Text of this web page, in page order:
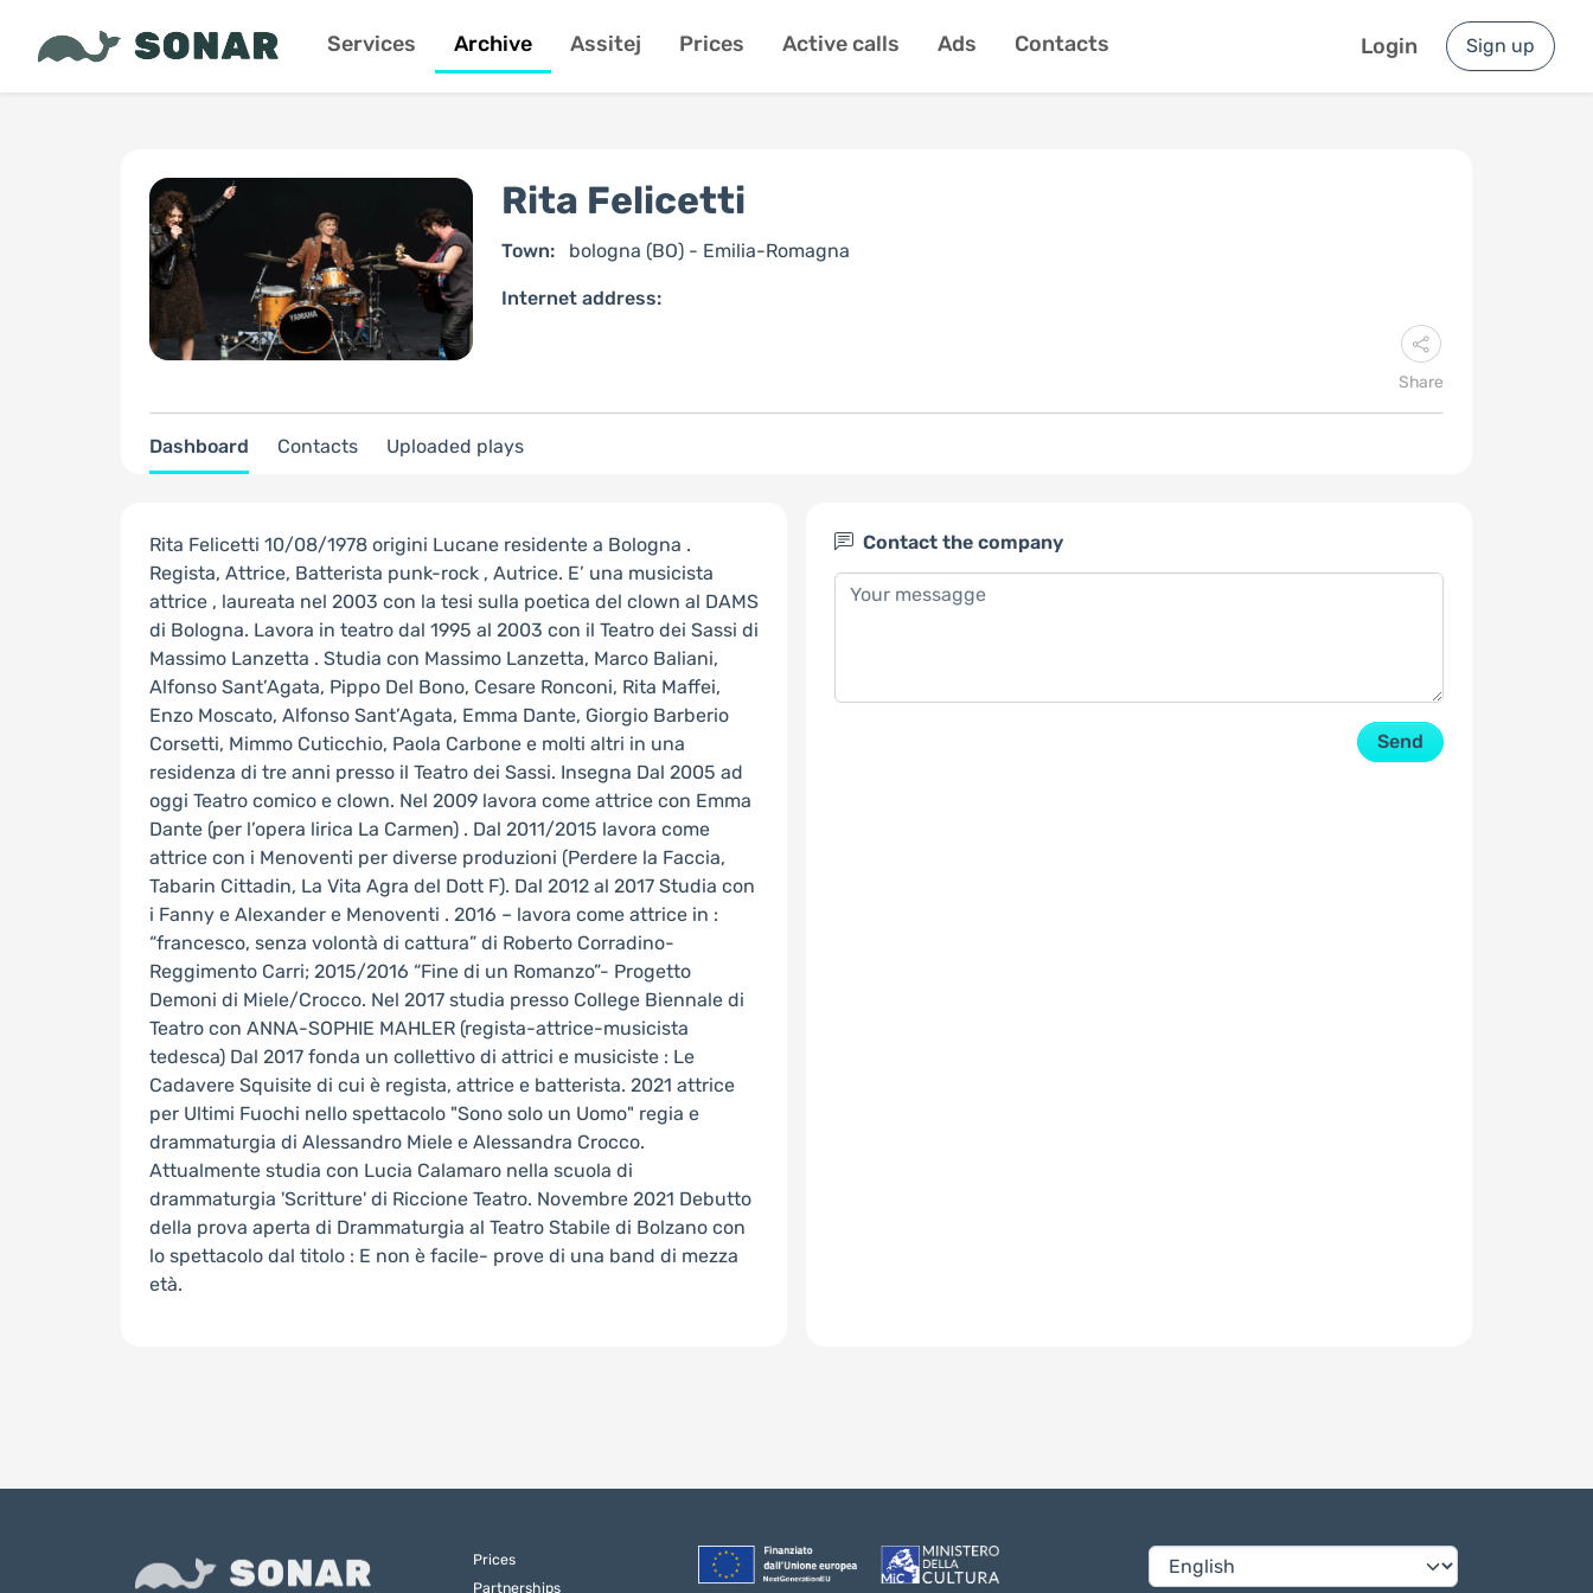
Services Archive Assitej Prices Active calls Ads Contacts Login Sign up
Rita Felicetti
Town: bologna (BO) - Emilia-Romagna
Internet address:
Share
Dashboard Contacts Uploaded plays
Rita Felicetti 10/08/1978 origini Lucane residente a Bologna .
Regista, Attrice, Batterista punk-rock , Autrice. E’ una musicista
attrice , laureata nel 2003 con la tesi sulla poetica del clown al DAMS
di Bologna. Lavora in teatro dal 1995 al 2003 con il Teatro dei Sassi di
Massimo Lanzetta . Studia con Massimo Lanzetta, Marco Baliani,
Alfonso Sant’Agata, Pippo Del Bono, Cesare Ronconi, Rita Maffei,
Enzo Moscato, Alfonso Sant’Agata, Emma Dante, Giorgio Barberio
Corsetti, Mimmo Cuticchio, Paola Carbone e molti altri in una
residenza di tre anni presso il Teatro dei Sassi. Insegna Dal 2005 ad
oggi Teatro comico e clown. Nel 2009 lavora come attrice con Emma
Dante (per l’opera lirica La Carmen) . Dal 2011/2015 lavora come
attrice con i Menoventi per diverse produzioni (Perdere la Faccia,
Tabarin Cittadin, La Vita Agra del Dott F). Dal 2012 al 2017 Studia con
i Fanny e Alexander e Menoventi . 2016 – lavora come attrice in :
“francesco, senza volontà di cattura” di Roberto Corradino-
Reggimento Carri; 2015/2016 “Fine di un Romanzo”- Progetto
Demoni di Miele/Crocco. Nel 2017 studia presso College Biennale di
Teatro con ANNA-SOPHIE MAHLER (regista-attrice-musicista
tedesca) Dal 2017 fonda un collettivo di attrici e musiciste : Le
Cadavere Squisite di cui è regista, attrice e batterista. 2021 attrice
per Ultimi Fuochi nello spettacolo "Sono solo un Uomo" regia e
drammaturgia di Alessandro Miele e Alessandra Crocco.
Attualmente studia con Lucia Calamaro nella scuola di
drammaturgia 'Scritture' di Riccione Teatro. Novembre 2021 Debutto
della prova aperta di Drammaturgia al Teatro Stabile di Bolzano con
lo spettacolo dal titolo : E non è facile- prove di una band di mezza
età.
Contact the company
Send
Prices
Partnerships